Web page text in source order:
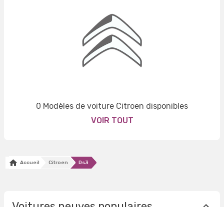
0 Modèles de voiture Citroen disponibles
VOIR TOUT
Accueil Citroen Ds3